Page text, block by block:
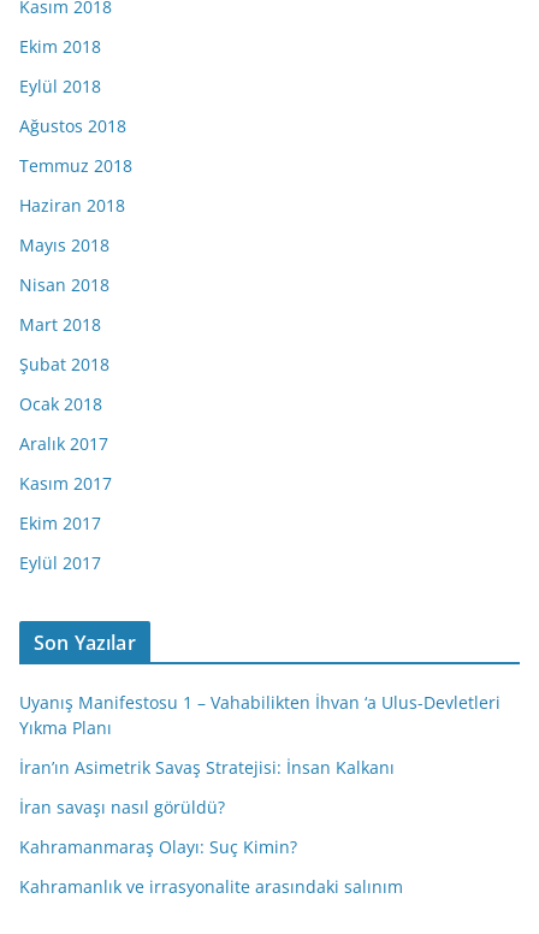
Kasım 2018
Ekim 2018
Eylül 2018
Ağustos 2018
Temmuz 2018
Haziran 2018
Mayıs 2018
Nisan 2018
Mart 2018
Şubat 2018
Ocak 2018
Aralık 2017
Kasım 2017
Ekim 2017
Eylül 2017
Son Yazılar
Uyanış Manifestosu 1 – Vahabilikten İhvan ‘a Ulus-Devletleri
Yıkma Planı
İran’ın Asimetrik Savaş Stratejisi: İnsan Kalkanı
İran savaşı nasıl görüldü?
Kahramanmaraş Olayı: Suç Kimin?
Kahramanlık ve irrasyonalite arasındaki salınım